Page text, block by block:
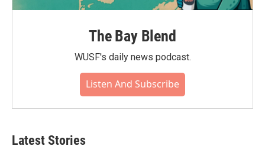
The Bay Blend
WUSF's daily news podcast.
Listen And Subscribe
Latest Stories